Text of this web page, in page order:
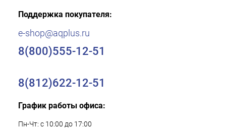
Поддержка покупателя:
e-shop@aqplus.ru
8(800)555-12-51
8(812)622-12-51
График работы офиса:
Пн-Чт: с 10:00 до 17:00